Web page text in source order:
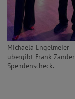
Michaela Engelmeier
übergibt Frank
Spendenscheck.